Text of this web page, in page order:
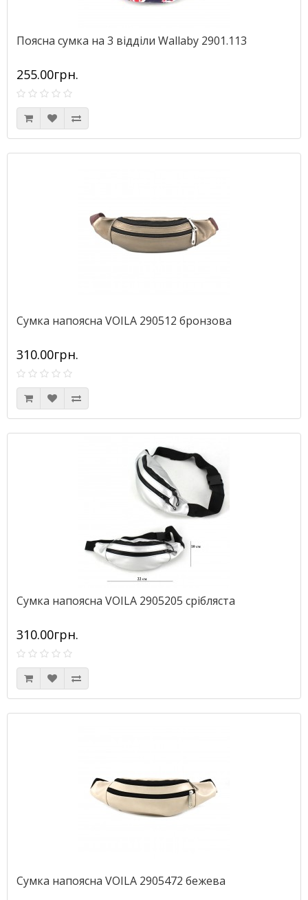
Поясна сумка на 3 відділи Wallaby 2901.113
255.00грн.
Сумка напоясна VOILA 290512 бронзова
310.00грн.
Сумка напоясна VOILA 2905205 срібляста
310.00грн.
Сумка напоясна VOILA 2905472 бежева